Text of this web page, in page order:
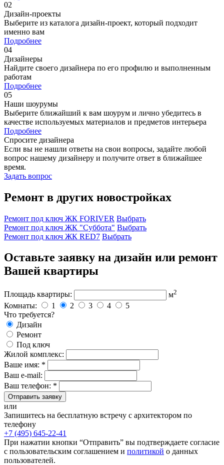
02
Дизайн-проекты
Выберите из каталога дизайн-проект, который подходит
именно вам
Подробнее
04
Дизайнеры
Найдите своего дизайнера по его профилю и выполненным
работам
Подробнее
05
Наши шоурумы
Выберите ближайший к вам шоурум и лично убедитесь в
качестве используемых материалов и предметов интерьера
Подробнее
Спросите дизайнера
Если вы не нашли ответы на свои вопросы, задайте любой
вопрос нашему дизайнеру и получите ответ в ближайшее
время.
Задать вопрос
Ремонт в других новостройках
Ремонт под ключ ЖК FORIVER Выбрать
Ремонт под ключ ЖК "Суббота" Выбрать
Ремонт под ключ ЖК RED7 Выбрать
Оставьте заявку на дизайн или ремонт
Вашей квартиры
Площадь квартиры: м2
Комнаты: 1 2 3 4
5
Что требуется?
Дизайн
Ремонт
Под ключ
Жилой комплекс:
Ваше имя: *
Ваш e-mail:
Ваш телефон: *
Отправить заявку
или
Запишитесь на бесплатную встречу с архитектором по
телефону
+7 (495) 645-22-41
При нажатии кнопки “Отправить” вы подтверждаете согласие
с пользовательским соглашением и политикой о данных
пользователей.